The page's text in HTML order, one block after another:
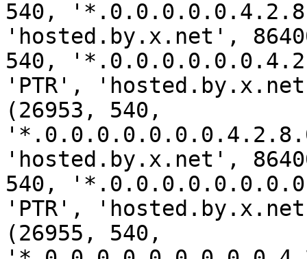
540,
'hosted.by.x.net',
540,
'PTR',
(26953, 540,
'hosted.by.x.net',
540,
'PTR',
(26955, 540,